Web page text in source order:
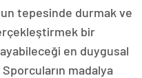
tepesinde durmak ve
bir
en duygusal
madalya